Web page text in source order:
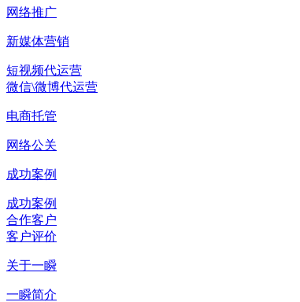
网络推广
新媒体营销
短视频代运营
微信\微博代运营
电商托管
网络公关
成功案例
成功案例
合作客户
客户评价
关于一瞬
一瞬简介